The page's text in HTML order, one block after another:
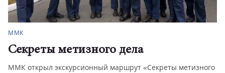
ММК
Секреты метизного дела
ММК открыл экскурсионный маршрут «Секреты метизного